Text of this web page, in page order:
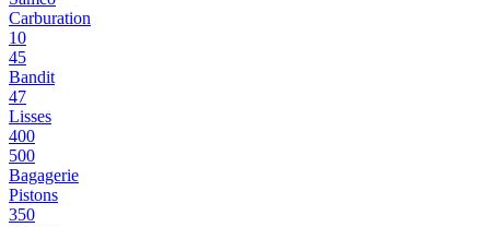
Carburation
10
45
Bandit
47
Lisses
400
500
Bagagerie
Pistons
350